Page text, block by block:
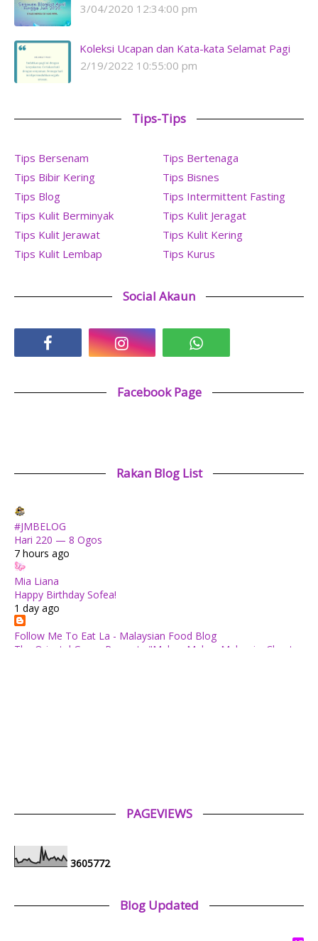
3/04/2020 12:34:00 pm
Koleksi Ucapan dan Kata-kata Selamat Pagi
2/19/2022 10:55:00 pm
Tips-Tips
Tips Bersenam
Tips Bertenaga
Tips Bibir Kering
Tips Bisnes
Tips Blog
Tips Intermittent Fasting
Tips Kulit Berminyak
Tips Kulit Jeragat
Tips Kulit Jerawat
Tips Kulit Kering
Tips Kulit Lembap
Tips Kurus
Social Akaun
Facebook Page
Rakan Blog List
#JMBELOG
Hari 220 — 8 Ogos
7 hours ago
Mia Liana
Happy Birthday Sofea!
1 day ago
Follow Me To Eat La - Malaysian Food Blog
The Oriental Group Presents "Makan Makan Malaysia: Chapter
4 days ago
1 week ago
PAGEVIEWS
3605772
Blog Updated